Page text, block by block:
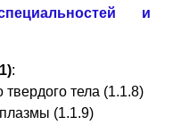
и
:
тела (1.1.8)
(1.1.9)